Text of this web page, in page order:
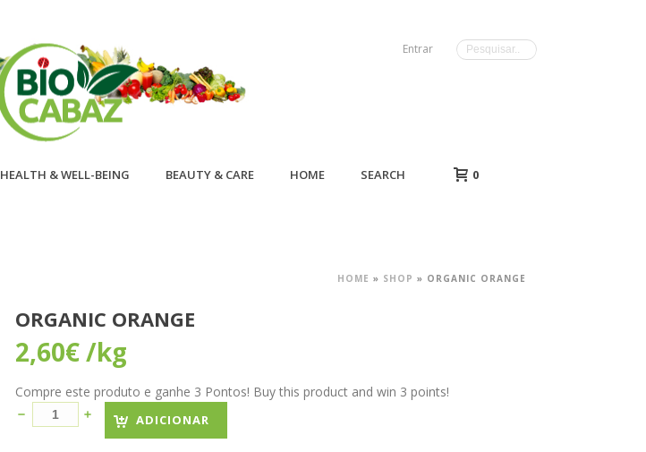
Entrar
HEALTH & WELL-BEING BEAUTY & CARE HOME SEARCH 0
HOME » SHOP » ORGANIC ORANGE
ORGANIC ORANGE
2,60€/kg
Compre este produto e ganhe 3 Pontos! Buy this product and win 3 points!
ADICIONAR